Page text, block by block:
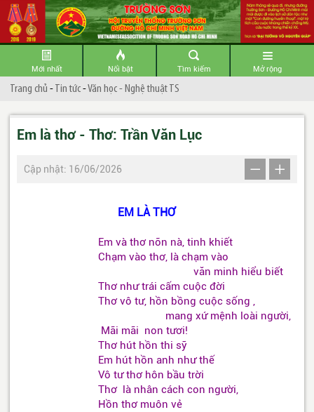
Mới nhất Nổi bật Tìm kiếm Mở rộng
Trang chủ -Tin tức-Văn học - Nghệ thuật TS
Em là thơ - Thơ: Trần Văn Lục
Cập nhật: 16/06/2026
EM LÀ THƠ
Em và thơ nõn nà, tinh khiết
Chạm vào thơ, là chạm vào
văn minh hiểu biết
Thơ như trái cấm cuộc đời
Thơ vô tư, hồn bồng cuộc sống ,
mang xứ mệnh loài người,
Mãi mãi non tươi!
Thơ hút hồn thi sỹ
Em hút hồn anh như thế
Vô tư thơ hôn bầu trời
Thơ là nhân cách con người,
Hồn thơ muôn vẻ